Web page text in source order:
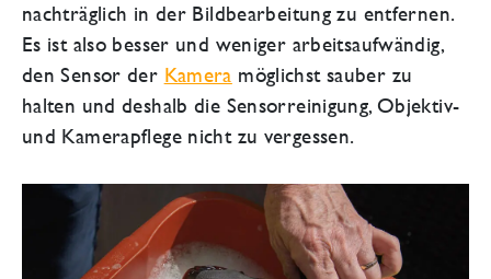
nachträglich in der Bildbearbeitung zu entfernen.
Es ist also besser und weniger arbeitsaufwändig,
den Sensor der Kamera möglichst sauber zu
halten und deshalb die Sensorreinigung, Objektiv-
und Kamerapflege nicht zu vergessen.